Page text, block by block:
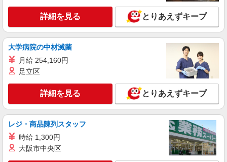
詳細を見る とりあえずキープ
大学病院の中材滅菌
月給 254,160円
足立区
詳細を見る とりあえずキープ
レジ・商品陳列スタッフ
時給 1,300円
大阪市中央区